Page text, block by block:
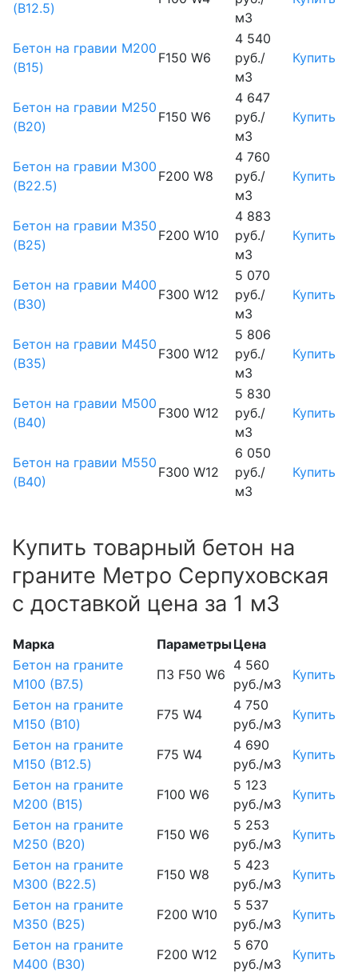
(B12.5)
м3
Бетон на гравии М200
(B15)
F150 W6
4 540
руб./
м3
Купить
Бетон на гравии М250
(B20)
F150 W6
4 647
руб./
м3
Купить
Бетон на гравии М300
(B22.5)
F200 W8
4 760
руб./
м3
Купить
Бетон на гравии М350
(B25)
F200 W10
4 883
руб./
м3
Купить
Бетон на гравии М400
(B30)
F300 W12
5 070
руб./
м3
Купить
Бетон на гравии М450
(В35)
F300 W12
5 806
руб./
м3
Купить
Бетон на гравии М500
(В40)
F300 W12
5 830
руб./
м3
Купить
Бетон на гравии М550
(В40)
F300 W12
6 050
руб./
м3
Купить
Купить товарный бетон на
граните Метро Серпуховская
с доставкой цена за 1 м3
Марка ПараметрыЦена
Бетон на граните
М100 (B7.5)
П3 F50 W6
4 560
руб./м3
Купить
Бетон на граните
М150 (B10)
F75 W4
4 750
руб./м3
Купить
Бетон на граните
М150 (B12.5)
F75 W4
4 690
руб./м3
Купить
Бетон на граните
М200 (B15)
F100 W6
5 123
руб./м3
Купить
Бетон на граните
М250 (B20)
F150 W6
5 253
руб./м3
Купить
Бетон на граните
М300 (B22.5)
F150 W8
5 423
руб./м3
Купить
Бетон на граните
М350 (B25)
F200 W10
5 537
руб./м3
Купить
Бетон на граните
М400 (B30)
F200 W12
5 670
руб./м3
Купить